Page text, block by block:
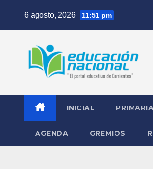
6 agosto, 2026 11:51 pm
INICIAL PRIMARIA
AGENDA GREMIOS